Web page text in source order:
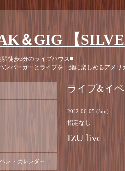
＆GIG 【
駅徒歩3分のライブハウス■
ンバーガーとライブを一緒に楽しめるアメリ
ライブ&イ
2022-06-05 (Sun)
指定なし
IZU live
ント カレンダー